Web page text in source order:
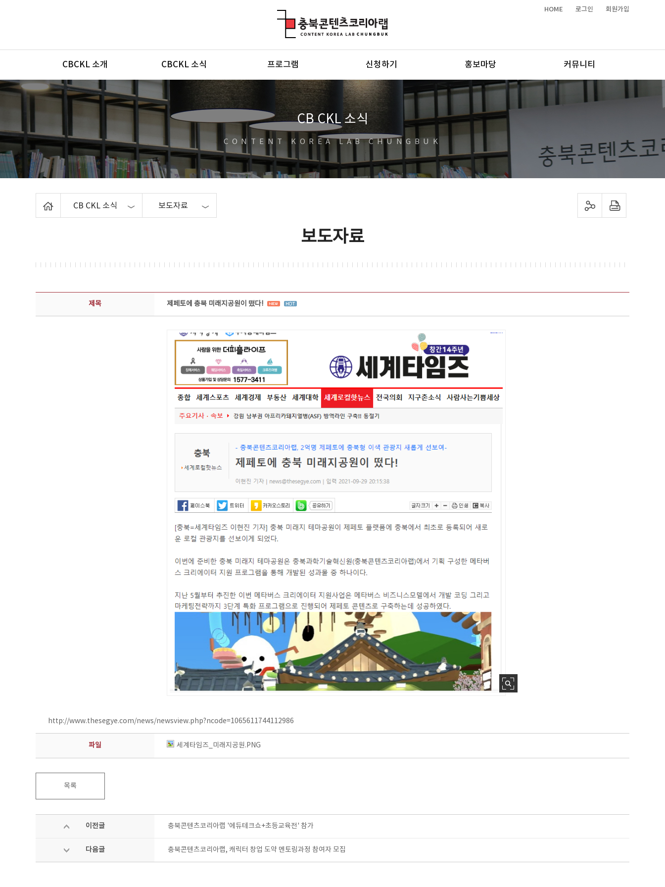
HOME 로그인 회원가입
메뉴
CBCKL 소개 CBCKL 소식 프로그램 신청하기 홍보마당 커뮤니티
CB CKL 소식
CONTENT KOREA LAB CHUNGBUK
CB CKL 소식 보도자료 sns 공유하기 프린트하기
보도자료
보도자료 상세보기 - 제목, 담당부서, 담당자, 담당연락처, 내용, 첨부파일 정보 제공
제목 제페토에 충북 미래지공원이 떴다!
http://www.thesegye.com/news/newsview.php?ncode=1065611744112986
파일 세계타임즈_미래지공원.PNG
목록
이전글 충북콘텐츠코리아랩 '에듀테크쇼+초등교육전' 참가
다음글 충북콘텐츠코리아랩, 캐릭터 창업 도약 멘토링과정 참여자 모집